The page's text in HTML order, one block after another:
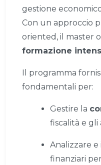
gestione
Con un approccio
oriented, il master
formazione
Il programma
fondamentali per:
Gestire la
fiscalità e
Analizzare
finanziari